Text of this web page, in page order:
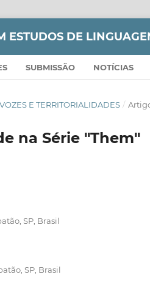
ESTUDOS DE
SUBMISSÃO NOTÍCIAS
E TERRITORIALIDADES /
na Série "Them"
SP, Brasil
SP, Brasil